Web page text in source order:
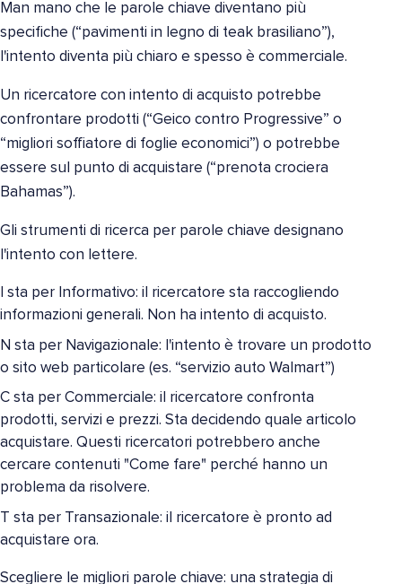
Man mano che le parole chiave diventano più
specifiche (“pavimenti in legno di teak brasiliano”),
l'intento diventa più chiaro e spesso è commerciale.
Un ricercatore con intento di acquisto potrebbe
confrontare prodotti (“Geico contro Progressive” o
“migliori soffiatore di foglie economici”) o potrebbe
essere sul punto di acquistare (“prenota crociera
Bahamas”).
Gli strumenti di ricerca per parole chiave designano
l'intento con lettere.
I sta per Informativo: il ricercatore sta raccogliendo
informazioni generali. Non ha intento di acquisto.
N sta per Navigazionale: l'intento è trovare un prodotto
o sito web particolare (es. “servizio auto Walmart”)
C sta per Commerciale: il ricercatore confronta
prodotti, servizi e prezzi. Sta decidendo quale articolo
acquistare. Questi ricercatori potrebbero anche
cercare contenuti "Come fare" perché hanno un
problema da risolvere.
T sta per Transazionale: il ricercatore è pronto ad
acquistare ora.
Scegliere le migliori parole chiave: una strategia di